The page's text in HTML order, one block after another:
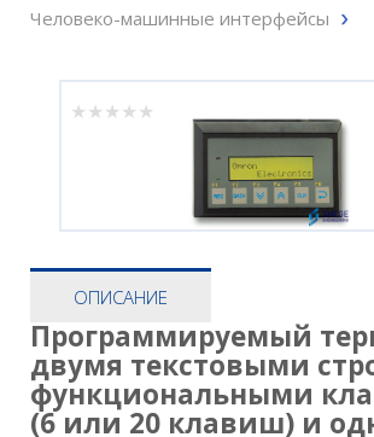
Человеко-машинные интерфейсы
ОПИСАНИЕ
Программируемый
двумя текстовыми
функциональными
(6 или 20 клавиш) и